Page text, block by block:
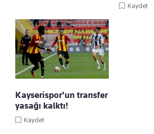
Kaydet
Kayserispor'un transfer
yasağı kalktı!
Kaydet